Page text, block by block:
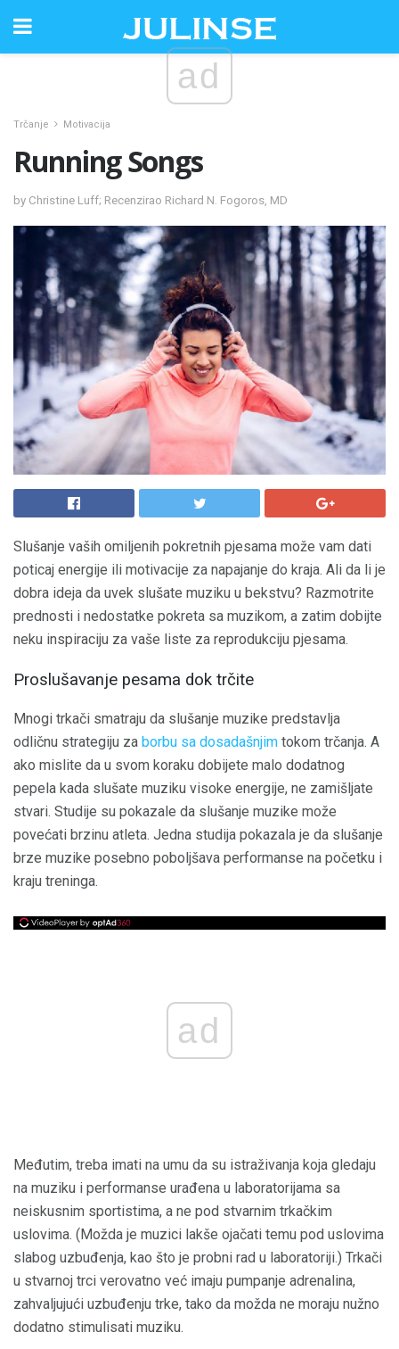
ad
Trčanje Motivacija
Running Songs
by Christine Luff; Recenzirao Richard N. Fogoros, MD
Slušanje vaših omiljenih pokretnih pjesama može vam dati
poticaj energije ili motivacije za napajanje do kraja. Ali da li je
dobra ideja da uvek slušate muziku u bekstvu? Razmotrite
prednosti i nedostatke pokreta sa muzikom, a zatim dobijte
neku inspiraciju za vaše liste za reprodukciju pjesama.
Proslušavanje pesama dok trčite
Mnogi trkači smatraju da slušanje muzike predstavlja
odličnu strategiju za borbu sa dosadašnjim tokom trčanja. A
ako mislite da u svom koraku dobijete malo dodatnog
pepela kada slušate muziku visoke energije, ne zamišljate
stvari. Studije su pokazale da slušanje muzike može
povećati brzinu atleta. Jedna studija pokazala je da slušanje
brze muzike posebno poboljšava performanse na početku i
kraju treninga.
ad
Međutim, treba imati na umu da su istraživanja koja gledaju
na muziku i performanse urađena u laboratorijama sa
neiskusnim sportistima, a ne pod stvarnim trkačkim
uslovima. (Možda je muzici lakše ojačati temu pod uslovima
slabog uzbuđenja, kao što je probni rad u laboratoriji.) Trkači
u stvarnoj trci verovatno već imaju pumpanje adrenalina,
zahvaljujući uzbuđenju trke, tako da možda ne moraju nužno
dodatno stimulisati muziku.